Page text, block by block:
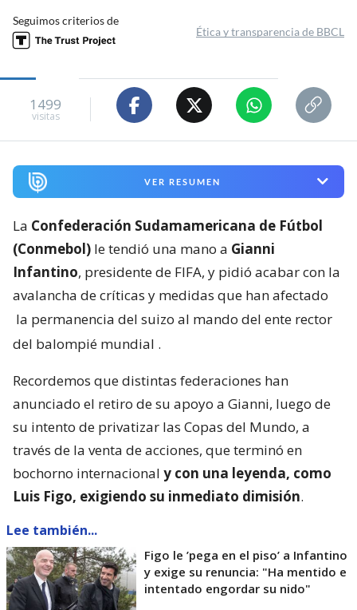
Seguimos criterios de
Ética y transparencia de BBCL
1499
visitas
VER RESUMEN
La Confederación Sudamamericana de Fútbol
(Conmebol) le tendió una mano a Gianni
Infantino, presidente de FIFA, y pidió acabar con la
avalancha de críticas y medidas que han afectado
la permanencia del suizo al mando del ente rector
del balompié mundial .
Recordemos que distintas federaciones han
anunciado el retiro de su apoyo a Gianni, luego de
su intento de privatizar las Copas del Mundo, a
través de la venta de acciones, que terminó en
bochorno internacional y con una leyenda, como
Luis Figo, exigiendo su inmediato dimisión.
Lee también...
Figo le ’pega en el piso’ a Infantino
y exige su renuncia: "Ha mentido e
intentado engordar su nido"